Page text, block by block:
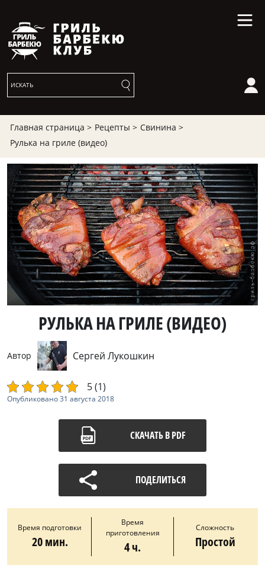
Главная страница > Рецепты > Свинина >
Рулька на гриле (видео)
РУЛЬКА НА ГРИЛЕ (ВИДЕО)
Автор Сергей Лукошкин
5 (1)
Опубликовано31 августа 2018
СКАЧАТЬ В PDF
ПОДЕЛИТЬСЯ
Время подготовки
20 мин.
Время
приготовления
4 ч.
Сложность
Простой